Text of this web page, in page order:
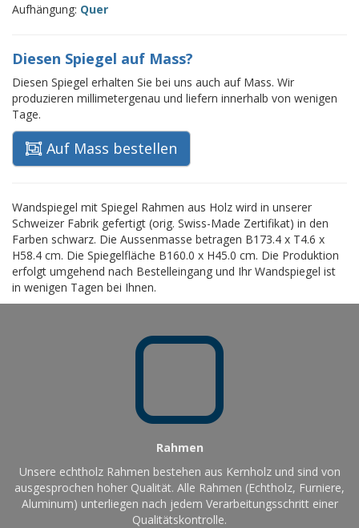
Aufhängung: Quer
Diesen Spiegel auf Mass?
Diesen Spiegel erhalten Sie bei uns auch auf Mass. Wir
produzieren millimetergenau und liefern innerhalb von wenigen
Tage.
Auf Mass bestellen
Wandspiegel mit Spiegel Rahmen aus Holz wird in unserer
Schweizer Fabrik gefertigt (orig. Swiss-Made Zertifikat) in den
Farben schwarz. Die Aussenmasse betragen B173.4 x T4.6 x
H58.4 cm. Die Spiegelfläche B160.0 x H45.0 cm. Die Produktion
erfolgt umgehend nach Bestelleingang und Ihr Wandspiegel ist
in wenigen Tagen bei Ihnen.
Rahmen
Unsere echtholz Rahmen bestehen aus Kernholz und sind von
ausgesprochen hoher Qualität. Alle Rahmen (Echtholz, Furniere,
Aluminum) unterliegen nach jedem Verarbeitungsschritt einer
Qualitätskontrolle.